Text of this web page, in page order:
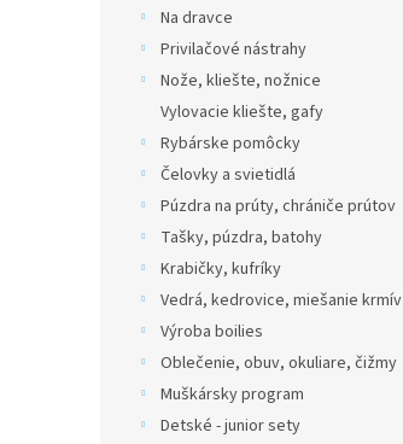
Na dravce
Privilačové nástrahy
Nože, kliešte, nožnice
Vylovacie kliešte, gafy
Rybárske pomôcky
Čelovky a svietidlá
Púzdra na prúty, chrániče prútov
Tašky, púzdra, batohy
Krabičky, kufríky
Vedrá, kedrovice, miešanie krmív
Výroba boilies
Oblečenie, obuv, okuliare, čižmy
Muškársky program
Detské - junior sety